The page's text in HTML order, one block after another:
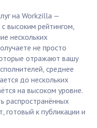
на Workzilla —
высоким рейтингом,
нескольких
не просто
отражают вашу
среднее
до нескольких
на высоком уровне.
распространённых
готовый к публикации и